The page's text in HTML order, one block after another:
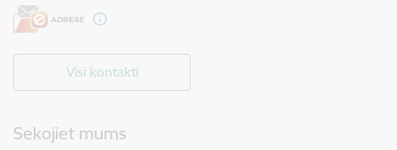
Visi kontakti
Sekojiet mums